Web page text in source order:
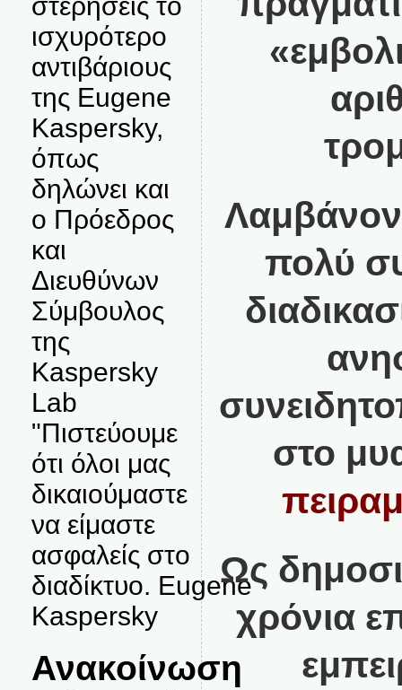
ισχυρότερο
αντιβάριους
της Eugene
Kaspersky,
όπως
δηλώνει και
ο Πρόεδρος
και
Διευθύνων
Σύμβουλος
της
Kaspersky
Lab
"Πιστεύουμε
ότι όλοι μας
δικαιούμαστε
να είμαστε
ασφαλείς στο
διαδίκτυο. Eugene
Kaspersky
Ανακοίνωση
πολύ
στο
Ως
χρόνια